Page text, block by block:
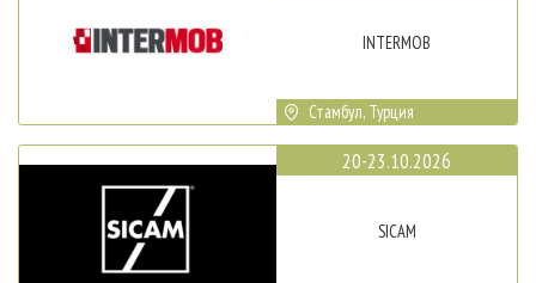
INTERMOB
Стамбул, Турция
20-23.10.2026
SICAM